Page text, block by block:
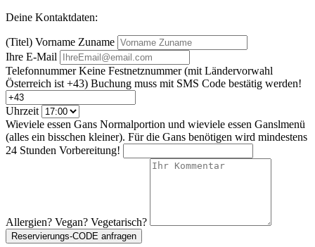
Deine Kontaktdaten:
(Titel) Vorname Zuname
Ihre E-Mail
TelefonnummerKeine Festnetznummer (mit Ländervorwahl
Österreich ist +43) Buchung muss mit SMS Code bestätig werden!
Uhrzeit
Wieviele essen Gans Normalportion und wieviele essen Ganslmenü
(alles ein bisschen kleiner). Für die Gans benötigen wird mindestens
24 Stunden Vorbereitung!
Allergien? Vegan? Vegetarisch?
Reservierungs-CODE anfragen